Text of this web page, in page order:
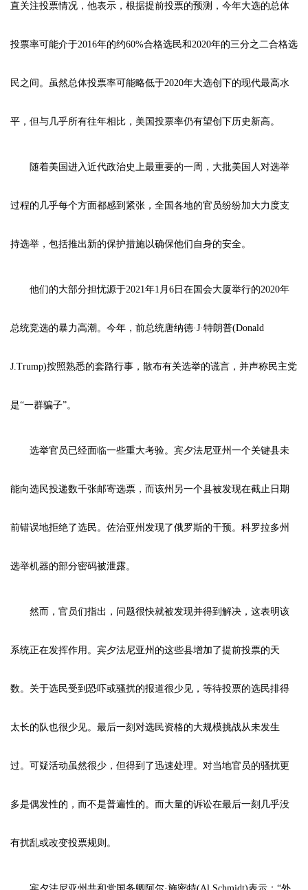
直关注投票情况，他表示，根据提前投票的预测，今年大选的总体
投票率可能介于2016年的约60%合格选民和2020年的三分之二合格选
民之间。虽然总体投票率可能略低于2020年大选创下的现代最高水
平，但与几乎所有往年相比，美国投票率仍有望创下历史新高。
随着美国进入近代政治史上最重要的一周，大批美国人对选举
过程的几乎每个方面都感到紧张，全国各地的官员纷纷加大力度支
持选举，包括推出新的保护措施以确保他们自身的安全。
他们的大部分担忧源于2021年1月6日在国会大厦举行的2020年
总统竞选的暴力高潮。今年，前总统唐纳德·J·特朗普(Donald
J.Trump)按照熟悉的套路行事，散布有关选举的谎言，并声称民主党
是“一群骗子”。
选举官员已经面临一些重大考验。宾夕法尼亚州一个关键县未
能向选民投递数千张邮寄选票，而该州另一个县被发现在截止日期
前错误地拒绝了选民。佐治亚州发现了俄罗斯的干预。科罗拉多州
选举机器的部分密码被泄露。
然而，官员们指出，问题很快就被发现并得到解决，这表明该
系统正在发挥作用。宾夕法尼亚州的这些县增加了提前投票的天
数。关于选民受到恐吓或骚扰的报道很少见，等待投票的选民排得
太长的队也很少见。最后一刻对选民资格的大规模挑战从未发生
过。可疑活动虽然很少，但得到了迅速处理。对当地官员的骚扰更
多是偶发性的，而不是普遍性的。而大量的诉讼在最后一刻几乎没
有扰乱或改变投票规则。